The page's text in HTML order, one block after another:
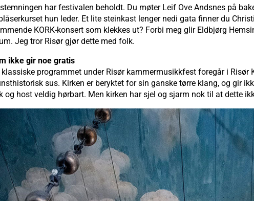
har festivalen beholdt. Du møter Leif Ove Andsnes på
hun leder. Et lite steinkast lenger nedi gata finner du
KORK-konsert som klekkes ut? Forbi meg glir Eldbjørg
Jeg tror Risør gjør dette med folk.
ikke gir noe gratis
klassiske programmet under Risør kammermusikkfest foregår i
sus. Kirken er beryktet for sin ganske tørre klang, og gir
og host veldig hørbart. Men kirken har sjel og sjarm nok til at dette